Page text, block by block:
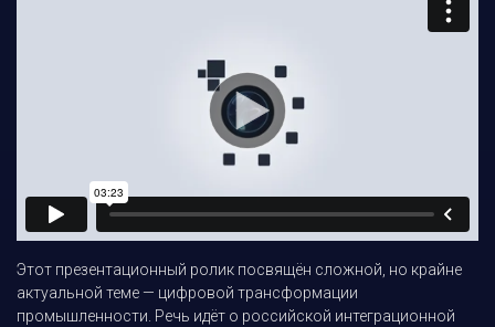
Этот презентационный ролик посвящён сложной, но крайне
актуальной теме — цифровой трансформации
промышленности. Речь идёт о российской интеграционной